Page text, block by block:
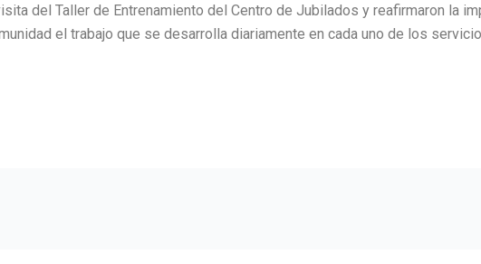
del Taller de Entrenamiento del Centro de Jubilados y reafirmaron la
el trabajo que se desarrolla diariamente en cada uno de los